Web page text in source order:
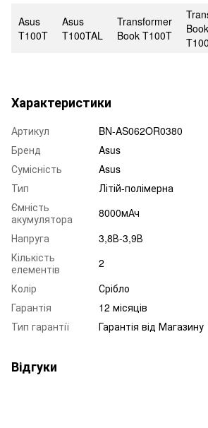
Asus
T100T
Asus
T100TAL
Transformer
Book T100T
Book
Характеристики
Артикул
BN-AS062OR0380
Бренд
Asus
Сумісність
Asus
Тип
Літій-полімерна
Ємність
акумулятора
8000мАч
Напруга
3,8В-3,9В
Кількість
елементів
2
Колір
Срібло
Гарантія
12 місяців
Тип гарантії
Гарантія від Магазину
Відгуки